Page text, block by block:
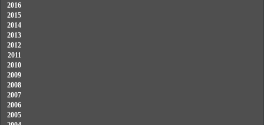
2016
2015
2014
2013
2012
2011
2010
2009
2008
2007
2006
2005